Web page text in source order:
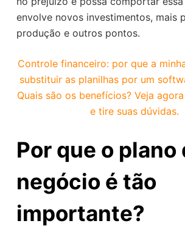
envolve novos investimentos, mais
produção e outros pontos.
Controle financeiro: por que a
substituir as planilhas por um
Quais são os benefícios? Veja
e tire suas dúvidas.
Por que o plano
negócio é tão
importante?